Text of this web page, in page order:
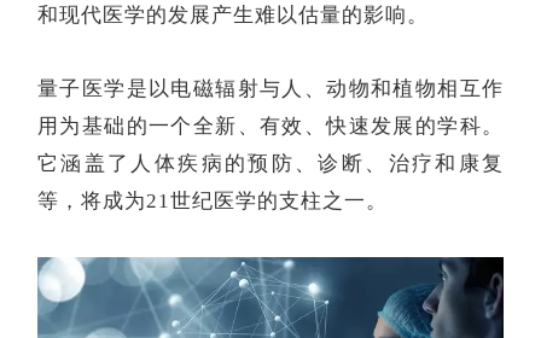
和现代医学的发展产生难以估量的影响。
量子医学是以电磁辐射与人、动物和植物相互作
用为基础的一个全新、有效、快速发展的学科。
它涵盖了人体疾病的预防、诊断、治疗和康复
等，将成为21世纪医学的支柱之一。